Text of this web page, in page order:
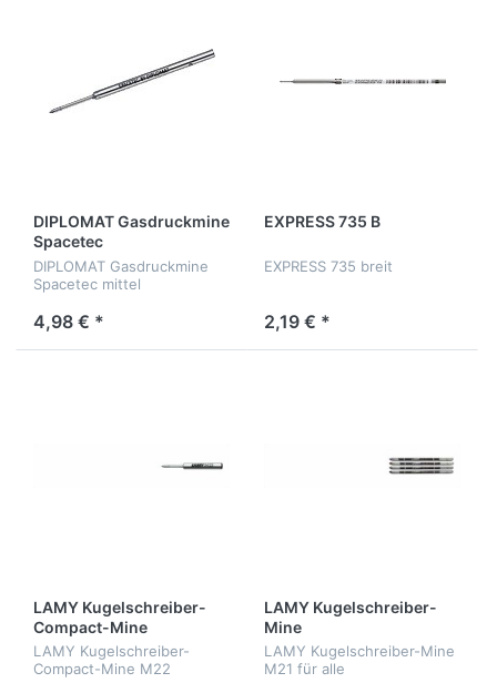
DIPLOMAT Gasdruckmine
Spacetec
DIPLOMAT Gasdruckmine
Spacetec mittel
4,98 € *
EXPRESS 735 B
EXPRESS 735 breit
2,19 € *
LAMY Kugelschreiber-
Compact-Mine
LAMY Kugelschreiber-
Compact-Mine M22
LAMY Kugelschreiber-
Mine
LAMY Kugelschreiber-Mine
M21 für alle